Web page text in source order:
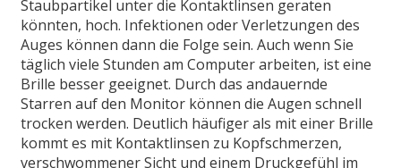
Staubpartikel unter die Kontaktlinsen geraten
könnten, hoch. Infektionen oder Verletzungen des
Auges können dann die Folge sein. Auch wenn Sie
täglich viele Stunden am Computer arbeiten, ist eine
Brille besser geeignet. Durch das andauernde
Starren auf den Monitor können die Augen schnell
trocken werden. Deutlich häufiger als mit einer Brille
kommt es mit Kontaktlinsen zu Kopfschmerzen,
verschwommener Sicht und einem Druckgefühl im